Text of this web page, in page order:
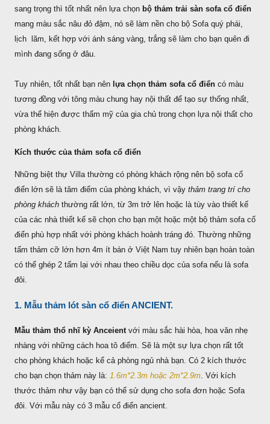
sang trọng thì tốt nhất nên lựa chọn bộ thảm trải sàn sofa cổ điển
mang màu sắc nâu đỏ đậm, nó sẽ làm nền cho bộ Sofa quý phái,
lịch lãm, kết hợp với ánh sáng vàng, trắng sẽ làm cho bạn quên đi
mình đang sống ở đâu.
Tuy nhiên, tốt nhất bạn nên lựa chọn thảm sofa cổ điển có màu
tương đồng với tông màu chung hay nội thất để tạo sự thống nhất,
vừa thể hiện được thẩm mỹ của gia chủ trong chọn lựa nội thất cho
phòng khách.
Kích thước của thảm sofa cổ điển
Những biệt thự Villa thường có phòng khách rộng nên bộ sofa cổ
điển lớn sẽ là tâm điểm của phòng khách, vì vậy thảm trang trí cho
phòng khách thường rất lớn, từ 3m trở lên hoặc là tùy vào thiết kế
của các nhà thiết kế sẽ chọn cho bạn một hoặc một bộ thảm sofa cổ
điển phù hợp nhất với phòng khách hoành tráng đó. Thường những
tấm thảm cỡ lớn hơn 4m ít bán ở Việt Nam tuy nhiên bạn hoàn toàn
có thể ghép 2 tấm lại với nhau theo chiều dọc của sofa nếu là sofa
đôi.
1. Mẫu thảm lót sàn cổ điển ANCIENT.
Mẫu thảm thổ nhĩ kỳ Anceient với màu sắc hài hòa, hoa văn nhẹ
nhàng với những cách hoa tô điểm. Sẽ là một sự lựa chọn rất tốt
cho phòng khách hoặc kể cả phòng ngủ nhà bạn. Có 2 kích thước
cho bạn chọn thảm này là: 1.6m*2.3m hoặc 2m*2.9m . Với kích
thước thảm như vậy bạn có thể sử dụng cho sofa đơn hoặc Sofa
đôi. Với mẫu này có 3 mẫu cổ điển ancient.